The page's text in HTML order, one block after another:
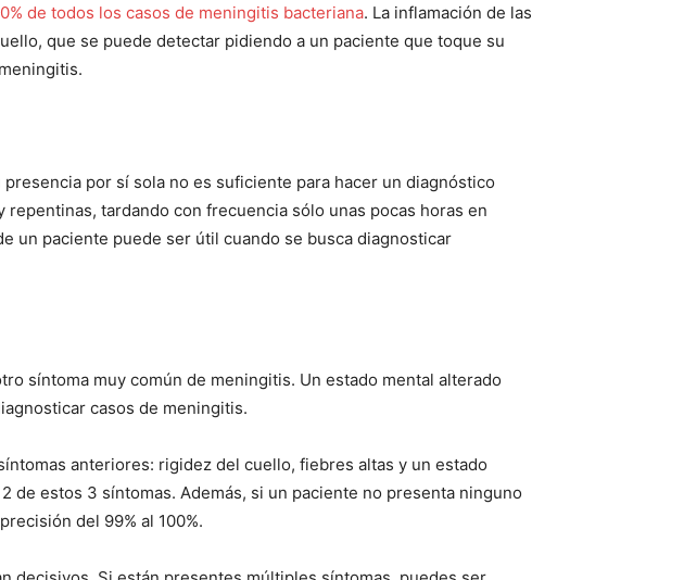
de todos los casos de meningitis bacteriana. La inflamación de las
que se puede detectar pidiendo a un paciente que toque su
por sí sola no es suficiente para hacer un diagnóstico
tardando con frecuencia sólo unas pocas horas en
un paciente puede ser útil cuando se busca diagnosticar
síntoma muy común de meningitis. Un estado mental alterado
casos de meningitis.
anteriores: rigidez del cuello, fiebres altas y un estado
de estos 3 síntomas. Además, si un paciente no presenta ninguno
del 99% al 100%.